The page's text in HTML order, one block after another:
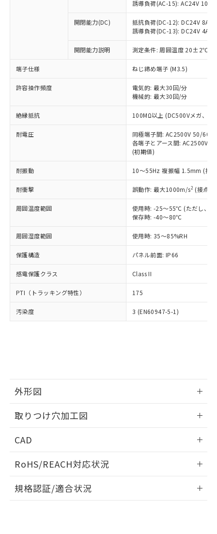
誘導負荷(AC-15): AC24V
開閉能力(DC)
抵抗負荷(DC-12): DC24V 8A/
誘導負荷(DC-13): DC24V 4A/
開閉能力説明 測定条件: 周囲温度 20±2℃、
端子仕様 ねじ締め端子 (M3.5)
許容操作頻度
電気的: 最大30回/分
機械的: 最大30回/分
絶縁抵抗 100MΩ以上 (DC500Vメガ、点
耐電圧
同極端子間: AC2500V 50/
各端子とアース間: AC2500V
(初期値)
耐振動 10～55Hz 複振幅 1.5mm (接
耐衝撃 誤動作: 最大1000m/s2 (接点
周囲温度範囲
使用時: -25～55℃ (ただし、氷
保存時: -40～80℃
周囲湿度範囲 使用時: 35～85%RH
保護構造 パネル前面: IP66
感電保護クラス Class II
PTI（トラッキング特性） 175
汚染度 3 (EN60947-5-1)
外形図
取りつけ穴加工図
CAD
ドすることができます。
ログイン/会員登録
RoHS/REACH対応状況
EU RoHS 注意事項・凡例
規格認証/適合状況
本サービスの対象外となる商品もある
在庫状況および標準価格照会結果は、
記載している更新日時点での社内デー
タに基づき作成されるものであり、閲
覧された時点での実際の在庫および標
準価格とは異なる場合があることをご
正式な納期状況および標準価格はお客
様のお取引先、またはお客様担当のオ
ムロン制御機器販売店・当社販売員に
販売ネットワーク
」をご確認
在庫状況および標準価格結果を当社の
事前の承諾なく第三者に漏洩または開
示しないようお願いします。
マイパーツ機能（部品リスト作成サー
ビス）をご利用いただくには、I-Web
メンバーズにご登録されている必要が
登録された部品リストについて、当社
および当社の共同利用者が、当社の製
品・サービスに関するお客様との取
引・商談に必要な範囲で利用すること
※当社の共同利用者とは、"個人情報
の「1.共同利
用者の範囲」に記載されている法人を
指します。
いたものが、含有品と判明した場合などや
むを得ず変更することがあります。
鉛(Pb) 1000ppm以下、 水銀(Hg) 1000ppm以下、 カド
類(PBB) 1000ppm以下、ポリ臭化ジフェニルエーテル類
(PBDE) 1000ppm以下、フタル酸ビス(2-エチルヘキシ
ル) (DEHP)(別名：DOP) 1000ppm以下、フタル酸ブチ
ルベンジル（BBP） 1000ppm以下、フタル酸ジブチル
（DBP） 1000ppm以下、フタル酸ジイソブチル
但し、RoHS指令で産業用監視および制御機器に対する
図的な使用がないことを確認しています。
部品在庫の切り替え状況などにより、予定
月が前後することがあります。
※3 非含有証明書ダウンロード
下記の非含有証明書をダウンロードするこ
EU RoHS指令（10物質）の非含有証明書
51物質の非含有証明書（当社基準）
※本証明書は発行日時点で非含有を証明す
るもので、過去に遡って非含有を証明する
既に当社にて対応品への在庫切替を完了
していることから、特段のことがない限
基準値を超えていることを示します。
「－」：未確認です。当社販売部門へお問
*中国RoHS10物質の基準値 (GB/T26572)：
Pb(鉛) :1000ppm、 Hg(水銀) : 1000ppm、 Cd(カドミウ
ム) : 100ppm、
Cr(Ⅵ)(六価クロム) : 1000ppm、 PBBs(ポリ臭化ビフェ
ニル類) : 1000ppm、 PBDEs(ポリ臭化ジフェニルエーテ
ル類) : 1000ppm、
DBP(フタル酸ジブチル) : 1000ppm、 DIBP(フタル酸ジ
イソブチル) : 1000ppm、 BBP(フタル酸ブチルベンジ
DEHP(フタル酸ビス(2-エチルヘキシル)) : 1000ppm
準値以下であることを示します。
「10」：通常の使用状況下において有害物
質が外部に漏えいし、環境に深刻な影響を
及ぼさない年数を意味します。
「－」：未確認です。当社販売部門へお問
当社は、これら貴社製品のうち、外国
為替および外国貿易法に定める商品
（以下｢規制貨物等」という）を輸出
国政府の輸出許可(または役務取引許
可)を取得するなどの必要な手続きを
当社は規制貨物を破棄する場合は、完
全に破砕するなど、違法に輸出されな
いよう必要な手段を講じます。
当社は貴社製品を、核兵器、ミサイ
ル、化学兵器、生物兵器またはその他
武器並びにこれらの製造装置等に一切
当社は、貴社製品を第三者に販売する
場合は、上記1、2および3の内容を当
該第三者に通知します。また当社は、
販売先および販売に係わる関係者が違
法に輸出するおそれがある場合は、取
り引きをいたしません。
説明
一定数以上の在庫あり
一定数には満たないが在庫あり
在庫なし(最新の在庫状況につ
いては、お客様のお取引先、ま
たはお客様担当のオムロン制御
機器販売店・当社販売員にご確
受注生産機種、また在庫状況の
情報を公開していない機種